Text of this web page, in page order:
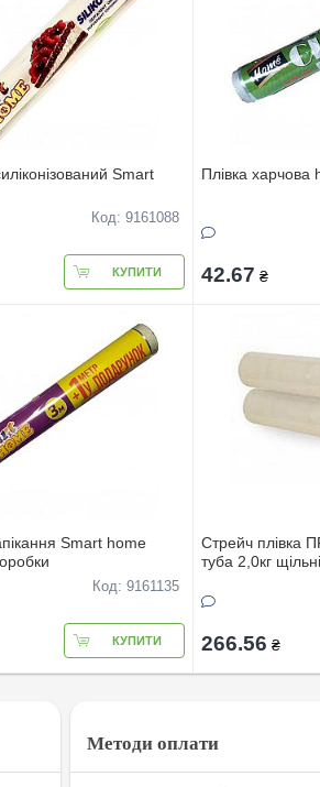
Smart
Код: 9161088
КУПИТИ
Плівка харчова
42.67 ₴
Smart home
Код: 9161135
КУПИТИ
Стрейч плівка
туба 2,0кг
266.56 ₴
Методи оплати